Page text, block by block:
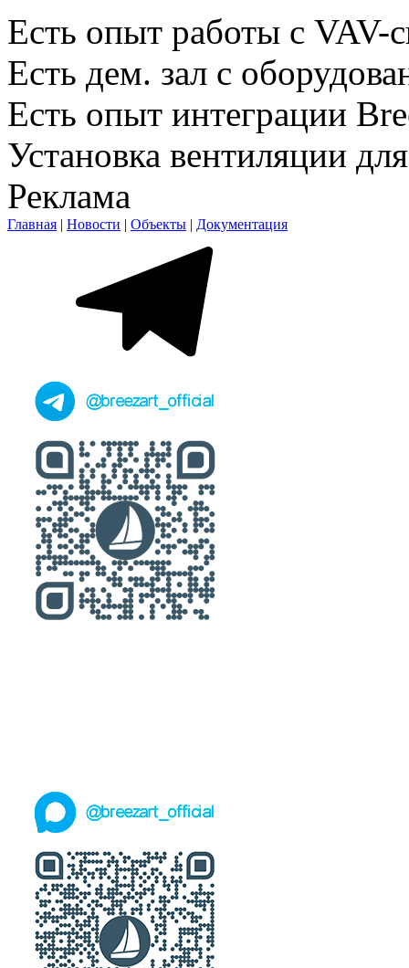
Есть опыт работы с VAV-
Есть дем. зал c
Есть опыт интеграции
Установка вентиляции
Реклама
Главная | Новости | Объекты | Документация